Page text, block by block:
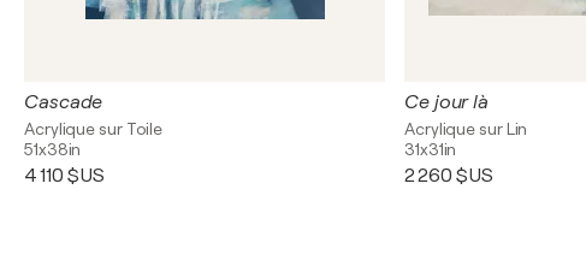
Cascade
Acrylique sur Toile
51x38in
4 110 $US
Ce jour là
Acrylique sur Lin
31x31in
2 260 $US